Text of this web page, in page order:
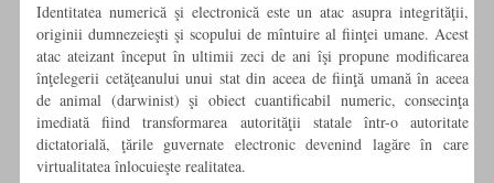
Identitatea numerică şi electronică este un atac asupra integrităţii,
originii dumnezeieşti şi scopului de mîntuire al fiinţei umane. Acest
atac ateizant început în ultimii zeci de ani îşi propune modificarea
înţelegerii cetăţeanului unui stat din aceea de fiinţă umană în aceea
de animal (darwinist) şi obiect cuantificabil numeric, consecinţa
imediată fiind transformarea autorităţii statale într-o autoritate
dictatorială, ţările guvernate electronic devenind lagăre în care
virtualitatea înlocuieşte realitatea.